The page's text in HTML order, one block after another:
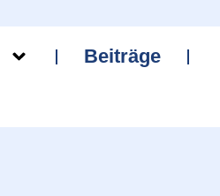
Beiträge